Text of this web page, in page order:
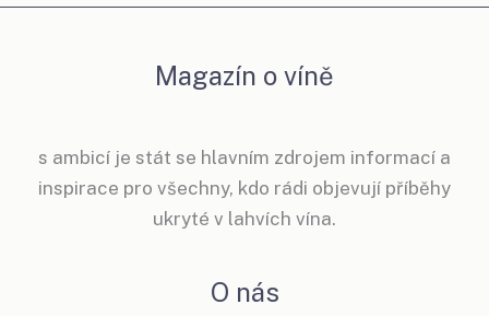
Magazín o víně
s ambicí je stát se hlavním zdrojem informací a
inspirace pro všechny, kdo rádi objevují příběhy
ukryté v lahvích vína.
O nás